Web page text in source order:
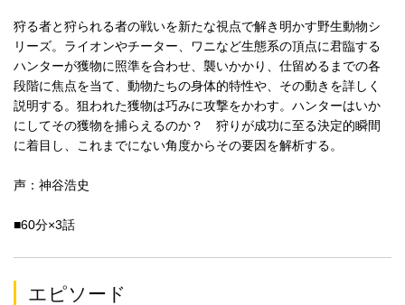
狩る者と狩られる者の戦いを新たな視点で解き明かす野生動物シ
リーズ。ライオンやチーター、ワニなど生態系の頂点に君臨する
ハンターが獲物に照準を合わせ、襲いかかり、仕留めるまでの各
段階に焦点を当て、動物たちの身体的特性や、その動きを詳しく
説明する。狙われた獲物は巧みに攻撃をかわす。ハンターはいか
にしてその獲物を捕らえるのか？ 狩りが成功に至る決定的瞬間
に着目し、これまでにない角度からその要因を解析する。
声：神谷浩史
■60分×3話
エピソード